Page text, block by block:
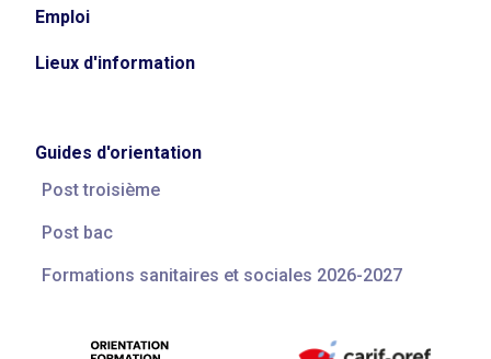
Emploi
Lieux d'information
Guides d'orientation
Post troisième
Post bac
Formations sanitaires et sociales 2026-2027